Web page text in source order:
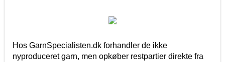
Hos GarnSpecialisten.dk forhandler de ikke
nyproduceret garn, men opkøber restpartier direkte fra